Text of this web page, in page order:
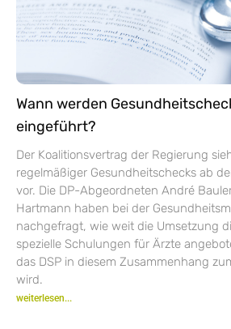
Wann werden
eingeführt?
Der Koalitionsvertrag der Regierung
regelmäßiger Gesundheitschecks ab
vor. Die DP-Abgeordneten André
Hartmann haben bei der
nachgefragt, wie weit die Umsetzung
spezielle Schulungen für Ärzte
das DSP in diesem Zusammenhang
wird.
weiterlesen...